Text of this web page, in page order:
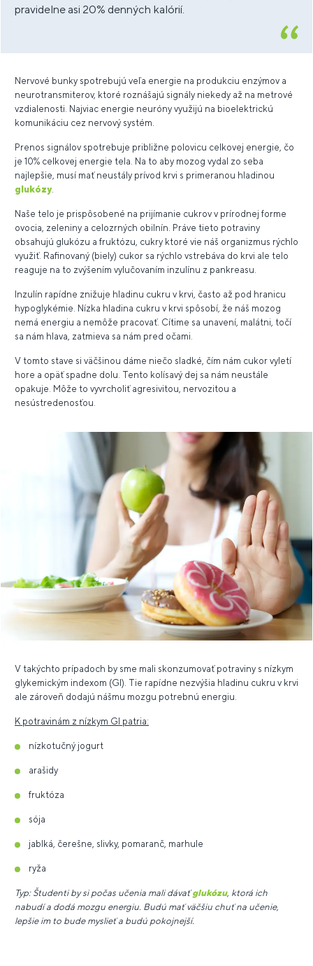
pravidelne asi 20% denných kalórií.
Nervové bunky spotrebujú veľa energie na produkciu enzýmov a
neurotransmiterov, ktoré roznášajú signály niekedy až na metrové
vzdialenosti. Najviac energie neuróny využijú na bioelektrickú
komunikáciu cez nervový systém.
Prenos signálov spotrebuje približne polovicu celkovej energie, čo
je 10% celkovej energie tela. Na to aby mozog vydal zo seba
najlepšie, musí mať neustály prívod krvi s primeranou hladinou
glukózy.
Naše telo je prispôsobené na prijímanie cukrov v prírodnej forme
ovocia, zeleniny a celozrných obilnín. Práve tieto potraviny
obsahujú glukózu a fruktózu, cukry ktoré vie náš organizmus rýchlo
využiť. Rafinovaný (biely) cukor sa rýchlo vstrebáva do krvi ale telo
reaguje na to zvýšením vylučovaním inzulínu z pankreasu.
Inzulín rapídne znižuje hladinu cukru v krvi, často až pod hranicu
hypoglykémie. Nízka hladina cukru v krvi spôsobí, že náš mozog
nemá energiu a nemôže pracovať. Cítime sa unavení, malátni, točí
sa nám hlava, zatmieva sa nám pred očami.
V tomto stave si väčšinou dáme niečo sladké, čím nám cukor vyletí
hore a opäť spadne dolu. Tento kolísavý dej sa nám neustále
opakuje. Môže to vyvrcholiť agresivitou, nervozitou a
nesústredenosťou.
V takýchto prípadoch by sme mali skonzumovať potraviny s nízkym
glykemickým indexom (GI). Tie rapídne nezvýšia hladinu cukru v krvi
ale zároveň dodajú nášmu mozgu potrebnú energiu.
K potravinám z nízkym GI patria:
nízkotučný jogurt
arašidy
fruktóza
sója
jablká, čerešne, slivky, pomaranč, marhule
ryža
Typ: Študenti by si počas učenia mali dávaťglukózu, ktorá ich
nabudí a dodá mozgu energiu. Budú mať väčšiu chuť na učenie,
lepšie im to bude myslieť a budú pokojnejší.